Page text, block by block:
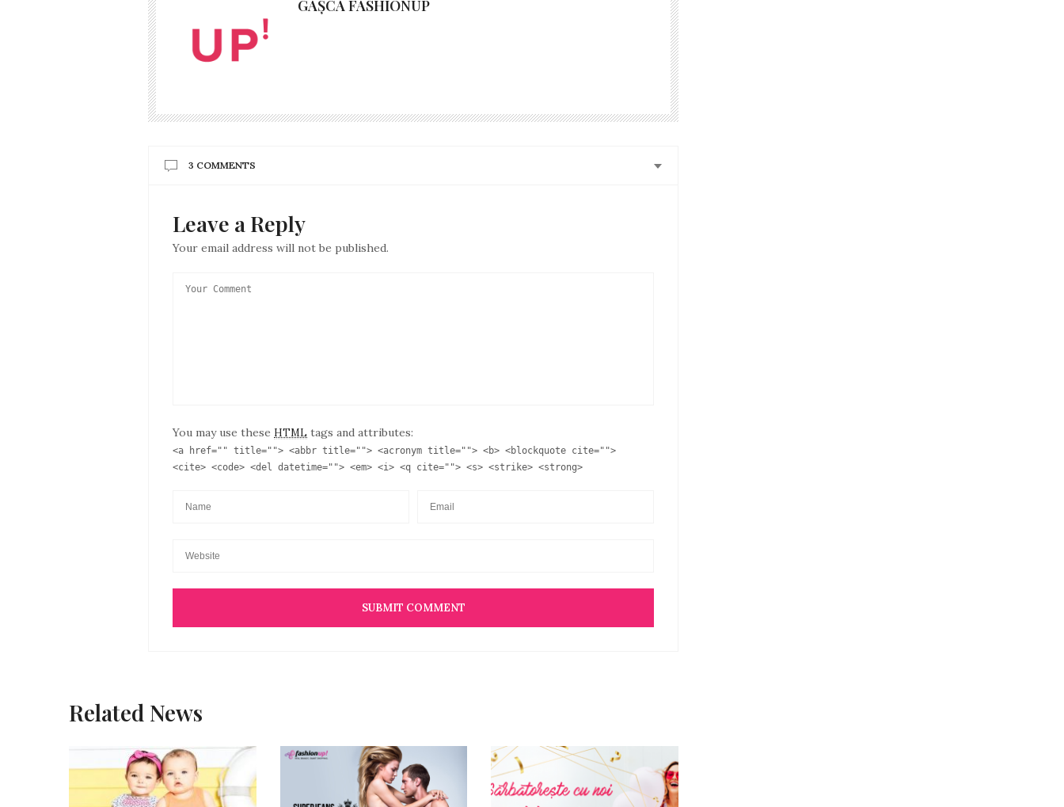
GAȘCA FASHIONUP
3 COMMENTS
Leave a Reply
Your email address will not be published.
You may use these HTML tags and attributes:
<a href="" title=""> <abbr title=""> <acronym title=""> <b> <blockquote cite="">
<cite> <code> <del datetime=""> <em> <i> <q cite=""> <s> <strike> <strong>
Related News